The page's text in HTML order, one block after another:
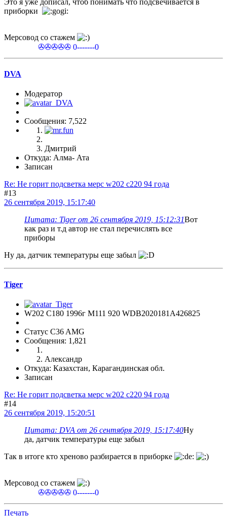
приборки
Мерсовод со стажем
✇✇✇✇✇ 0-------0
DVA
Модератор
Сообщения: 7,522
Дмитрий
Откуда: Алма- Ата
Записан
Re: Не горит подсветка мерс w202 c220 94 года
#13
26 сентября 2019, 15:17:40
Цитата: Tiger от 26 сентября 2019, 15:12:31Вот
как раз и т.д автор не стал перечислять все
приборы
Ну да, датчик температуры еще забыл
Tiger
W202 C180 1996г М111 920 WDB2020181A426825
Статус C36 AMG
Сообщения: 1,821
Александр
Откуда: Казахстан, Карагандинская обл.
Записан
Re: Не горит подсветка мерс w202 c220 94 года
#14
26 сентября 2019, 15:20:51
Цитата: DVA от 26 сентября 2019, 15:17:40Ну
да, датчик температуры еще забыл
Так в итоге кто хреново разбирается в приборке
Мерсовод со стажем
✇✇✇✇✇ 0-------0
Печать